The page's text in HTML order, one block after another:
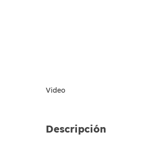
Video
Descripción